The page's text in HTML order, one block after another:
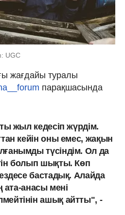
UGC
жағдайы туралы
парақшасында
жыл кедесіп жүрдім.
кейін оны емес, жақын
түсіндім. Ол да
болып шықты. Көп
бастадық. Алайда
ата-анасы мені
ашық айтты", -